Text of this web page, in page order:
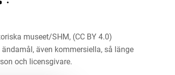
museet/SHM, (CC BY 4.0)
även kommersiella, så länge
och licensgivare.